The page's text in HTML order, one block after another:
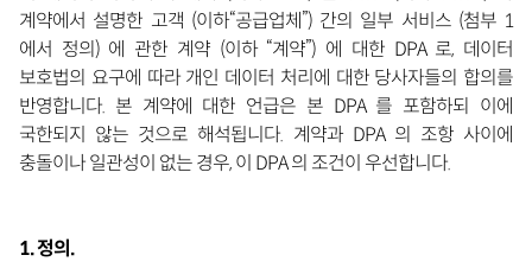
계약에서 설명한 고객 (이하“공급업체”) 간의 일부 서비스 (첨부 1
에서 정의) 에 관한 계약 (이하 “계약”) 에 대한 DPA 로, 데이터
보호법의 요구에 따라 개인 데이터 처리에 대한 당사자들의 합의를
반영합니다. 본 계약에 대한 언급은 본 DPA 를 포함하되 이에
국한되지 않는 것으로 해석됩니다. 계약과 DPA 의 조항 사이에
충돌이나 일관성이 없는 경우, 이 DPA 의 조건이 우선합니다.
1. 정의.